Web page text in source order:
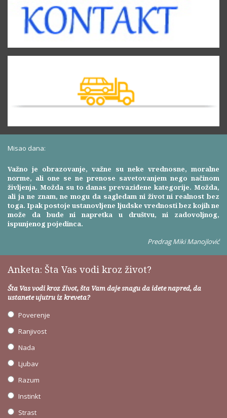
Misao dana:
Važno je obrazovanje, važne su neke vrednosne, moralne
norme, ali one se ne prenose savetovanjem nego načinom
življenja. Možda su to danas prevaziđene kategorije. Možda,
ali ja ne znam, ne mogu da sagledam ni život ni realnost bez
toga. Ipak postoje ustanovljene ljudske vrednosti bez kojih ne
može da bude ni napretka u društvu, ni zadovoljnog,
ispunjenog pojedinca.
Predrag Miki Manojlović
Anketa: Šta Vas vodi kroz život?
Šta Vas vodi kroz život, šta Vam daje snagu da idete napred, da
ustanete ujutru iz kreveta?
Poverenje
Ranjivost
Nada
Ljubav
Razum
Instinkt
Strast